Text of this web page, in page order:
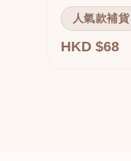
人氣款補貨
HKD $68